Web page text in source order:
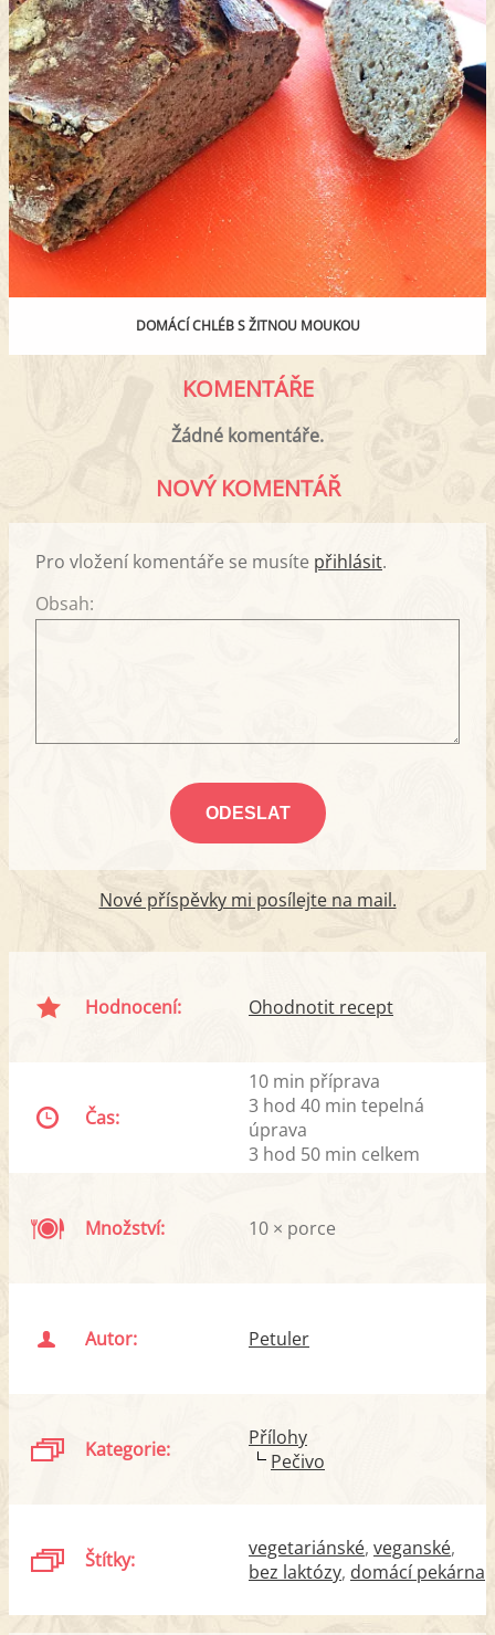
DOMÁCÍ CHLÉB S ŽITNOU MOUKOU
KOMENTÁŘE
Žádné komentáře.
NOVÝ KOMENTÁŘ
Pro vložení komentáře se musíte přihlásit.
Obsah:
Nové příspěvky mi posílejte na mail.
Hodnocení: Ohodnotit recept
Čas:
10 min příprava
3 hod 40 min tepelná
úprava
3 hod 50 min celkem
Množství: 10 × porce
Autor: Petuler
Kategorie:
Přílohy
Pečivo
Štítky: vegetariánské veganské
bez laktózy domácí pekárna